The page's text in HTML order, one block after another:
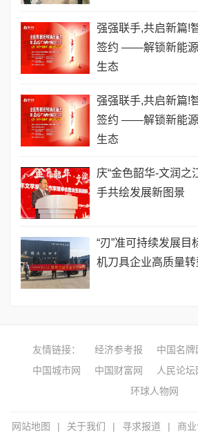
强强联手,共启新篇!
签约 ——解锁新能源
生态
强强联手,共启新篇!
签约 ——解锁新能源
生态
庆“金色韶华-文润之
手共绘发展新图景
“刃”准可持续发展目
机刀具企业高质量转
友情链接： 经济参考报 中国名牌
中国城市网
中国财富网 人民论坛
环球人物网
网站地图 | 关于我们 | 寻求报道 | 商